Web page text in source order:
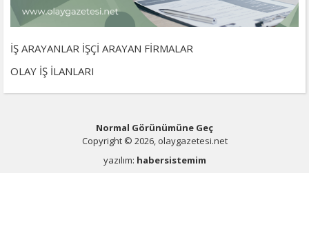
İŞ ARAYANLAR İŞÇİ ARAYAN FİRMALAR
OLAY İŞ İLANLARI
Normal Görünümüne Geç
Copyright © 2026, olaygazetesi.net
yazılım: habersistemim